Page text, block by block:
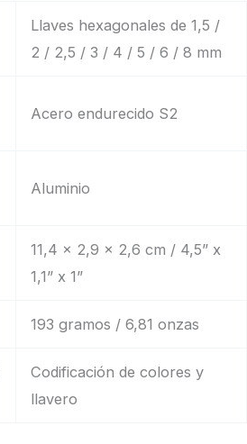
Llaves hexagonales de 1,5 /
2 / 2,5 / 3 / 4 / 5 / 6 / 8 mm
Acero endurecido S2
Aluminio
11,4 x 2,9 x 2,6 cm / 4,5” x
1,1” x 1”
193 gramos / 6,81 onzas
Codificación de colores y
llavero